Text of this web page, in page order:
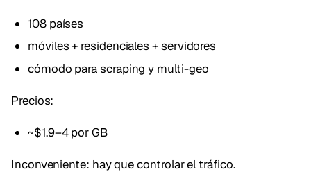
108 países
móviles + residenciales + servidores
cómodo para scraping y multi-geo
Precios:
~$1.9–4 por GB
Inconveniente: hay que controlar el tráfico.